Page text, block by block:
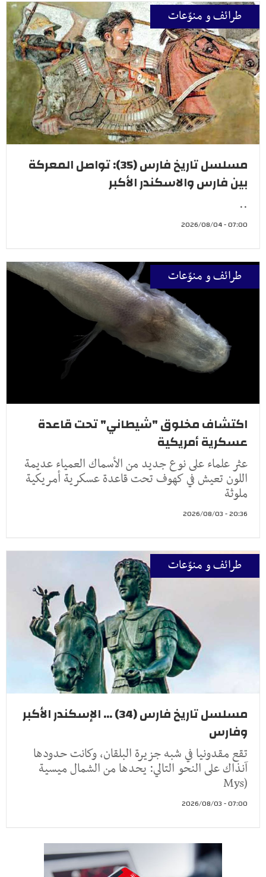
طرائف و منوّعات
مسلسل تاريخ فارس (35): تواصل المعركة
بين فارس والاسكندر الأكبر
..
07:00 - 2026/08/04
طرائف و منوّعات
اكتشاف مخلوق "شيطاني" تحت قاعدة
عسكرية أمريكية
عثر علماء على نوع جديد من الأسماك العمياء عديمة
اللون تعيش في كهوف تحت قاعدة عسكرية أمريكية
ملوثة
20:36 - 2026/08/03
طرائف و منوّعات
مسلسل تاريخ فارس (34) ... الإسكندر الأكبر
وفارس
تقع مقدونيا في شبه جزيرة البلقان، وكانت حدودها
آنذاك على النحو التالي: يحدها من الشمال ميسية
(Mys
07:00 - 2026/08/03